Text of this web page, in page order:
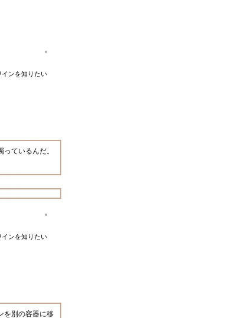
インを知りたい
ているんだ。
インを知りたい
を別の容器に移